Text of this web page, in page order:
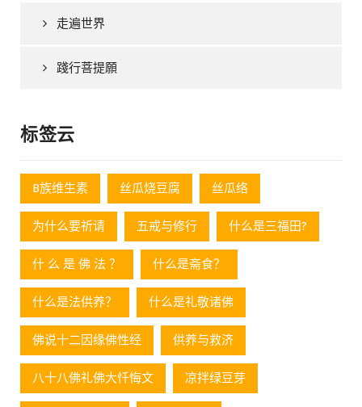
走遍世界
踐行菩提願
标签云
B族维生素 丝瓜烧豆腐 丝瓜络
为什么要祈请 五戒与修行 什么是三福田?
什 么 是 佛 法 ？ 什么是斋食？
什么是法供养？ 什么是礼敬诸佛
佛说十二因缘佛性经 供养与救济
八十八佛礼佛大忏悔文 凉拌绿豆芽